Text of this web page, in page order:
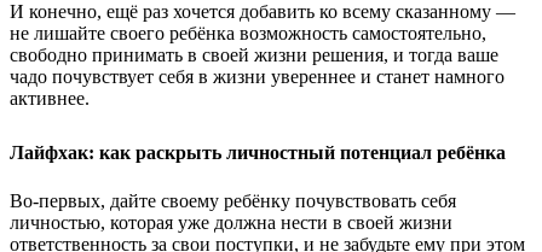
И конечно, ещё раз хочется добавить ко всему сказанному —
не лишайте своего ребёнка возможность самостоятельно,
свободно принимать в своей жизни решения, и тогда ваше
чадо почувствует себя в жизни увереннее и станет намного
активнее.
Лайфхак: как раскрыть личностный потенциал ребёнка
Во-первых, дайте своему ребёнку почувствовать себя
личностью, которая уже должна нести в своей жизни
ответственность за свои поступки, и не забудьте ему при этом